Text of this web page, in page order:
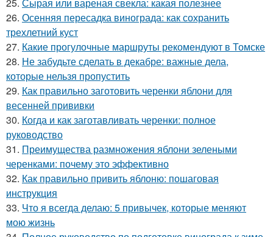
26. Осенняя пересадка винограда: как сохранить
трехлетний куст
27. Какие прогулочные маршруты рекомендуют в Томске
28. Не забудьте сделать в декабре: важные дела,
которые нельзя пропустить
29. Как правильно заготовить черенки яблони для
весенней прививки
30. Когда и как заготавливать черенки: полное
руководство
31. Преимущества размножения яблони зелеными
черенками: почему это эффективно
32. Как правильно привить яблоню: пошаговая
инструкция
33. Что я всегда делаю: 5 привычек, которые меняют
мою жизнь